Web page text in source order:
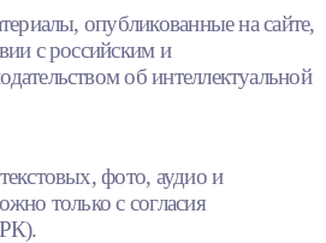
опубликованные на сайте,
с российским и
об интеллектуальной
фото, аудио и
только с согласия